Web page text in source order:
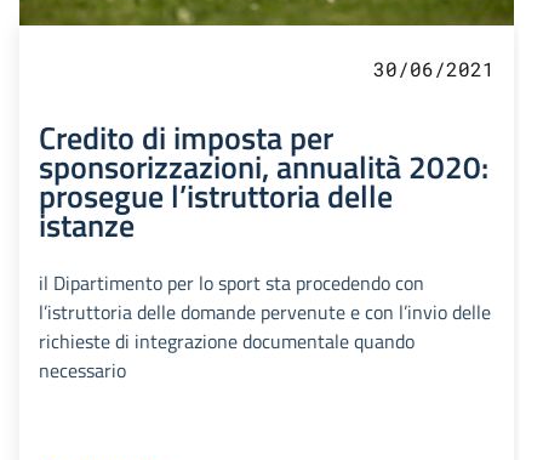
30/06/2021
Credito di imposta per
sponsorizzazioni, annualità 2020:
prosegue l’istruttoria delle
istanze
il Dipartimento per lo sport sta procedendo con
l’istruttoria delle domande pervenute e con l’invio delle
richieste di integrazione documentale quando
necessario